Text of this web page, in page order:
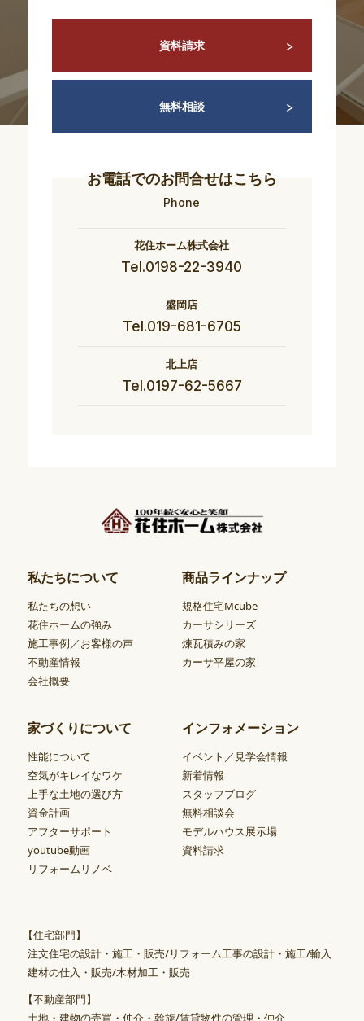
資料請求
無料相談
お電話でのお問合せはこちら
Phone
花住ホーム株式会社
Tel.0198-22-3940
盛岡店
Tel.019-681-6705
北上店
Tel.0197-62-5667
私たちについて
私たちの想い
花住ホームの強み
施工事例／お客様の声
不動産情報
会社概要
商品ラインナップ
規格住宅Mcube
カーサシリーズ
煉瓦積みの家
カーサ平屋の家
家づくりについて
性能について
空気がキレイなワケ
上手な土地の選び方
資金計画
アフターサポート
youtube動画
リフォームリノベ
インフォメーション
イベント／見学会情報
新着情報
スタッフブログ
無料相談会
モデルハウス展示場
資料請求
【住宅部門】
注文住宅の設計・施工・販売/リフォーム工事の設計・施工/輸入
建材の仕入・販売/木材加工・販売
【不動産部門】
土地・建物の売買・仲介・斡旋/賃貸物件の管理・仲介